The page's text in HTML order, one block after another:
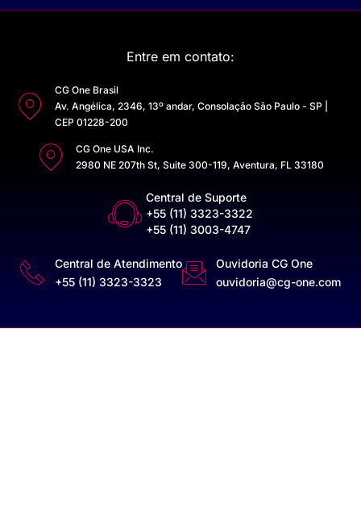
Entre em contato:
CG One Brasil
Av. Angélica, 2346, 13º andar, Consolação São Paulo - SP |
CEP 01228-200
CG One USA Inc.
2980 NE 207th St, Suite 300-119, Aventura, FL 33180
Central de Suporte
+55 (11) 3323-3322
+55 (11) 3003-4747
Central de Atendimento
+55 (11) 3323-3323
Ouvidoria CG One
ouvidoria@cg-one.com